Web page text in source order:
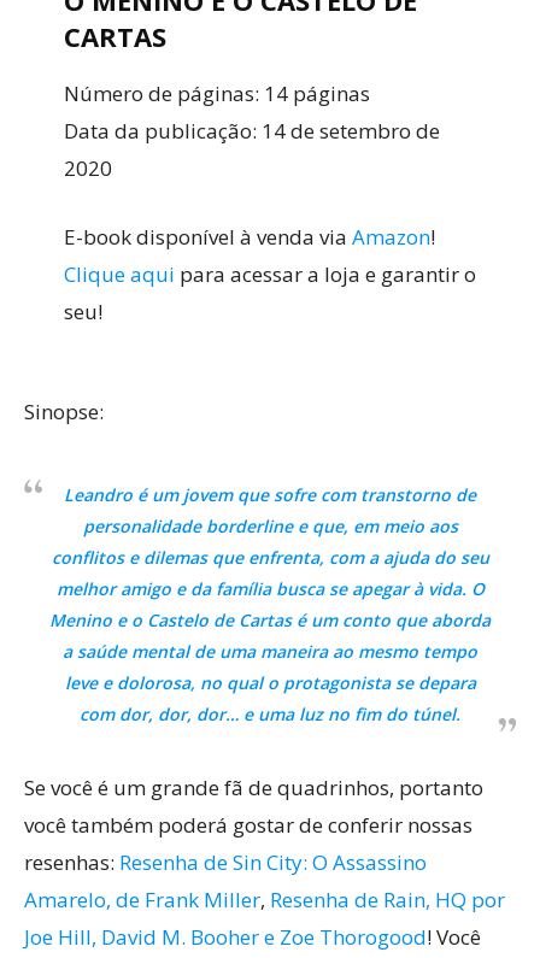
CARTAS
Número de páginas: 14 páginas
Data da publicação: 14 de setembro de
2020
E-book disponível à venda via Amazon!
Clique aqui para acessar a loja e garantir o
seu!
Sinopse:
Leandro é um jovem que sofre com transtorno de
personalidade borderline e que, em meio aos
conflitos e dilemas que enfrenta, com a ajuda do seu
melhor amigo e da família busca se apegar à vida. O
Menino e o Castelo de Cartasé um conto que aborda
a saúde mental de uma maneira ao mesmo tempo
leve e dolorosa, no qual o protagonista se depara
com dor, dor, dor… e uma luz no fim do túnel.
Se você é um grande fã de quadrinhos, portanto
você também poderá gostar de conferir nossas
resenhas: Resenha de Sin City: O Assassino
Amarelo, de Frank Miller, Resenha de Rain, HQ por
Joe Hill, David M. Booher e Zoe Thorogood! Você